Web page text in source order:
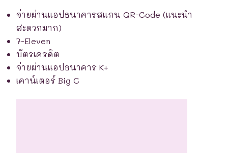
จ่ายผ่านแอปธนาคารสแกน QR-Code (แนะนำ
สะดวกมาก)
7-Eleven
บัตรเครดิต
จ่ายผ่านแอปธนาคาร K+
เคาน์เตอร์ Big C